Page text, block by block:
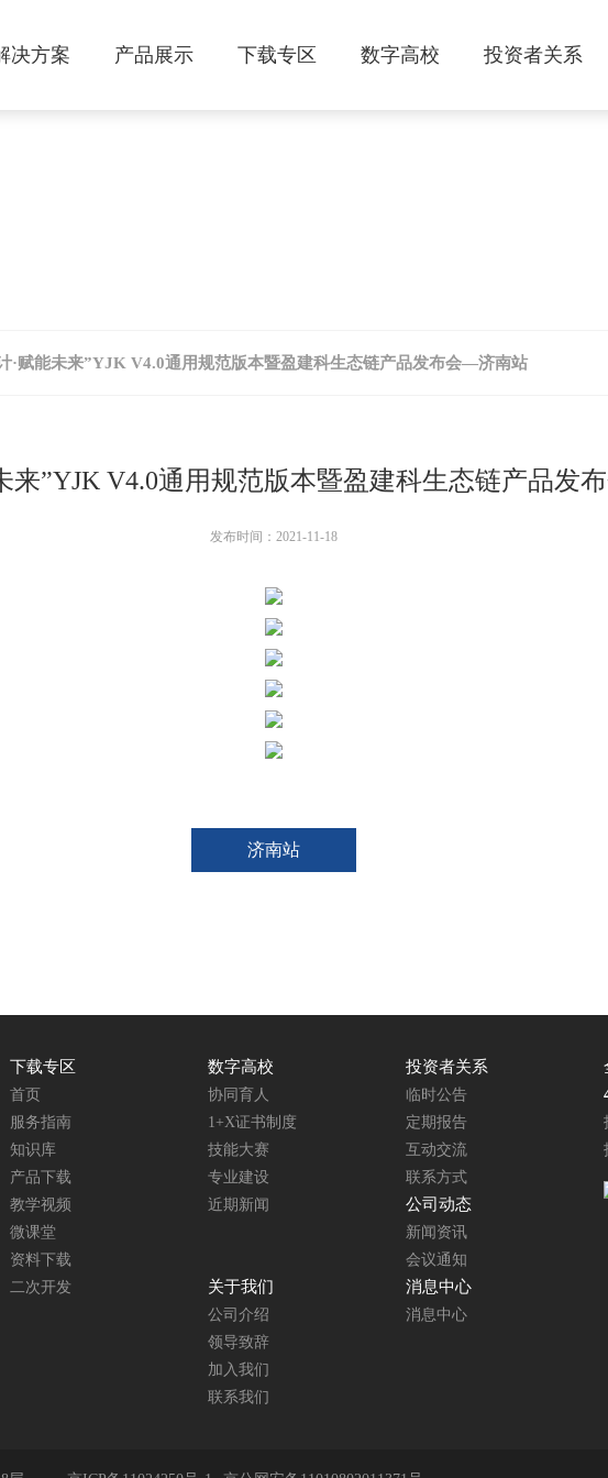
决方案 产品展示 下载专区 数字高校 投资者关系
·赋能未来”YJK V4.0通用规范版本暨盈建科生态链产品发布会—济南站
来”YJK V4.0通用规范版本暨盈建科生态链产品发
发布时间：2021-11-18
济南站
下载专区
首页
服务指南
知识库
产品下载
教学视频
微课堂
资料下载
二次开发
数字高校
协同育人
1+X证书制度
技能大赛
专业建设
近期新闻
投资者关系
临时公告
定期报告
互动交流
联系方式
公司动态
新闻资讯
会议通知
关于我们
公司介绍
领导致辞
加入我们
联系我们
消息中心
消息中心